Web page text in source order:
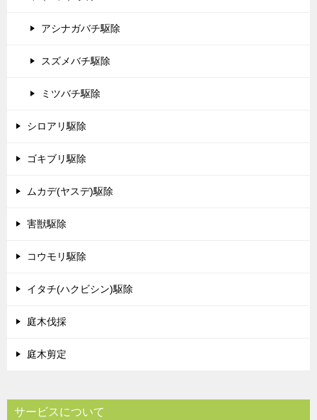
アシナガバチ駆除
スズメバチ駆除
ミツバチ駆除
シロアリ駆除
ゴキブリ駆除
ムカデ(ヤスデ)駆除
害獣駆除
コウモリ駆除
イタチ(ハクビシン)駆除
庭木伐採
庭木剪定
サービスについて